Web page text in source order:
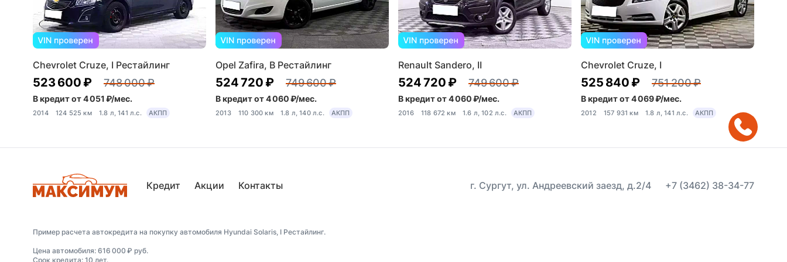
Chevrolet Cruze, I Рестайлинг
523 600 ₽ 748 000 ₽
В кредит от 4 051 ₽/мес.
2014 124 525 км 1.8 л, 141 л.с. АКПП
Opel Zafira, B Рестайлинг
524 720 ₽ 749 600 ₽
В кредит от 4 060 ₽/мес.
2013 110 300 км 1.8 л, 140 л.с. АКПП
Renault Sandero, II
524 720 ₽ 749 600 ₽
В кредит от 4 060 ₽/мес.
2016 118 672 км 1.6 л, 102 л.с. АКПП
Chevrolet Cruze, I
525 840 ₽ 751 200 ₽
В кредит от 4 069 ₽/мес.
2012 157 931 км 1.8 л, 141 л.с. АКПП
Кредит Акции Контакты г. Сургут, ул. Андреевский заезд, д.2/4 +7 (3462) 38-34-77
Пример расчета автокредита на покупку автомобиля Hyundai Solaris, I Рестайлинг.
Цена автомобиля: 616 000 ₽ руб.
Срок кредита: 10 лет.